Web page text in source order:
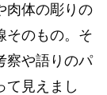
肉体の彫りの
そのもの。そ
察や語りのパ
て見えまし